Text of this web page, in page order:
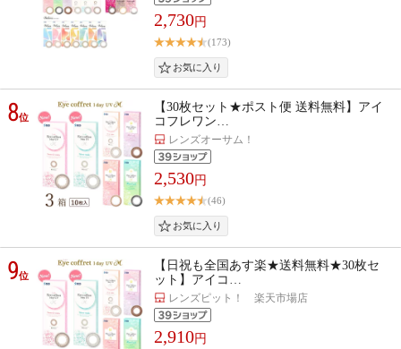
2,730円
(173)
8位
【30枚セット★ポスト便 送料無料】アイ
コフレワン…
レンズオーサム！
2,530円
(46)
9位
【日祝も全国あす楽★送料無料★30枚セ
ット】アイコ…
レンズピット！ 楽天市場店
2,910円